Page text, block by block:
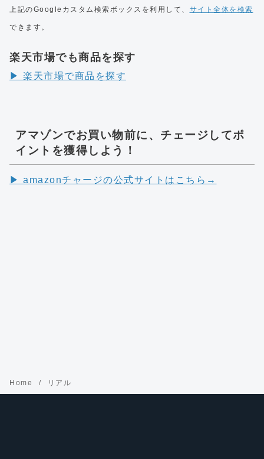
上記のGoogleカスタム検索ボックスを利用して、 サイト全体を検索
できます。
楽天市場でも商品を探す
▶︎ 楽天市場で商品を探す
アマゾンでお買い物前に、チェージしてポ
イントを獲得しよう！
▶︎ amazonチャージの公式サイトはこちら→
Home リアル